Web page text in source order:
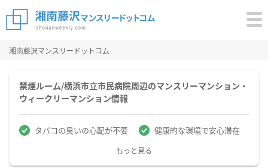
湘南藤沢マンスリードットコム
禁煙ルーム/横浜市立市民病院周辺のマンスリーマンション・
ウィークリーマンション情報
タバコの臭いの心配が不要 健康的な環境で安心滞在
もっと見る